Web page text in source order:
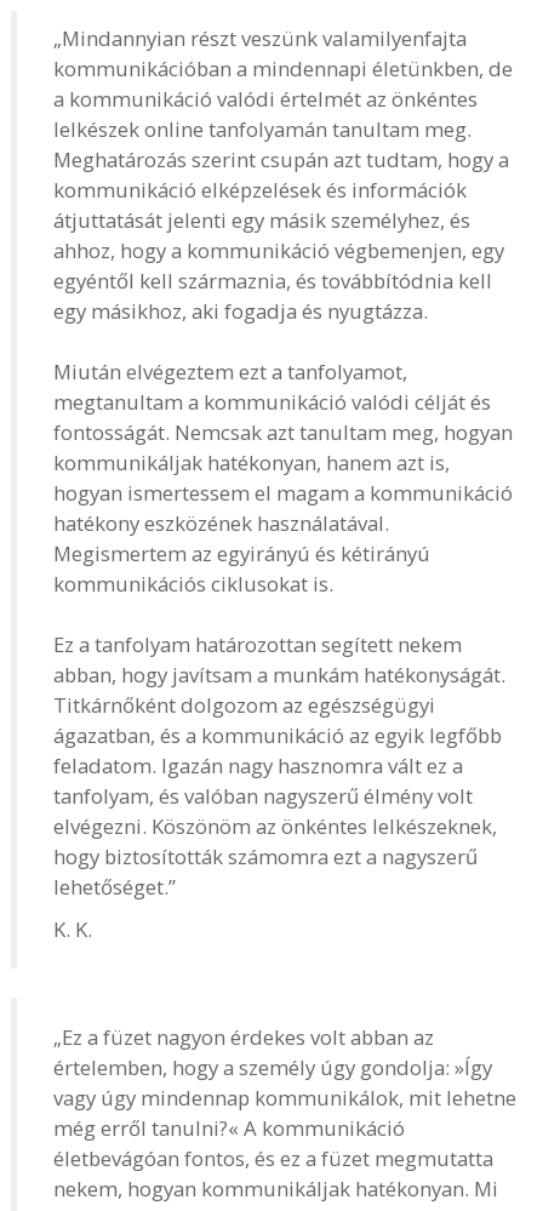
„Mindannyian részt veszünk valamilyenfajta
kommunikációban a mindennapi életünkben, de
a kommunikáció valódi értelmét az önkéntes
lelkészek online tanfolyamán tanultam meg.
Meghatározás szerint csupán azt tudtam, hogy a
kommunikáció elképzelések és információk
átjuttatását jelenti egy másik személyhez, és
ahhoz, hogy a kommunikáció végbemenjen, egy
egyéntől kell származnia, és továbbítódnia kell
egy másikhoz, aki fogadja és nyugtázza.
Miután elvégeztem ezt a tanfolyamot,
megtanultam a kommunikáció valódi célját és
fontosságát. Nemcsak azt tanultam meg, hogyan
kommunikáljak hatékonyan, hanem azt is,
hogyan ismertessem el magam a kommunikáció
hatékony eszközének használatával.
Megismertem az egyirányú és kétirányú
kommunikációs ciklusokat is.
Ez a tanfolyam határozottan segített nekem
abban, hogy javítsam a munkám hatékonyságát.
Titkárnőként dolgozom az egészségügyi
ágazatban, és a kommunikáció az egyik legfőbb
feladatom. Igazán nagy hasznomra vált ez a
tanfolyam, és valóban nagyszerű élmény volt
elvégezni. Köszönöm az önkéntes lelkészeknek,
hogy biztosították számomra ezt a nagyszerű
lehetőséget.”
K. K.
„Ez a füzet nagyon érdekes volt abban az
értelemben, hogy a személy úgy gondolja: »Így
vagy úgy mindennap kommunikálok, mit lehetne
még erről tanulni?« A kommunikáció
életbevágóan fontos, és ez a füzet megmutatta
nekem, hogyan kommunikáljak hatékonyan. Mi